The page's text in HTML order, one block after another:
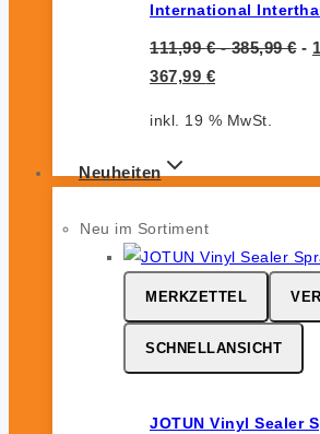
International
111,99€-385,99€-
367,99 €
inkl. 19 % MwSt.
Neuheiten
Neu im Sortiment
MERKZETTEL
SCHNELLANSICHT
JOTUN Vinyl Sealer